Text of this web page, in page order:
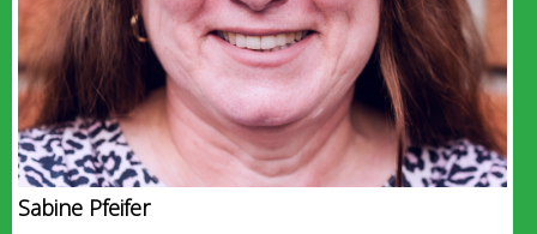
Sabine Pfeifer